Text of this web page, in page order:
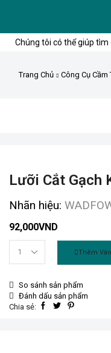
Trang Chủ Công Cụ Cầm
Lưỡi Cắt Gạch
Nhãn hiệu:
92,000VND
Thêm
So sánh sản phẩm
Đánh dấu sản phẩm
Chia sẻ: